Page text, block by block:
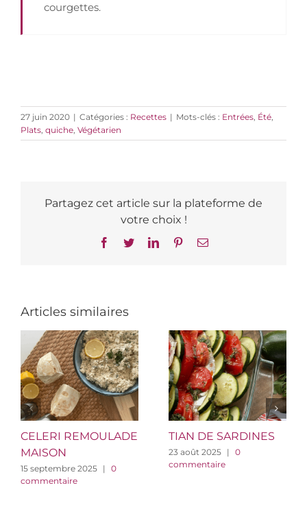
courgettes.
27 juin 2020 | Catégories : Recettes | Mots-clés : Entrées, Été,
Plats, quiche, Végétarien
Partagez cet article sur la plateforme de
votre choix !
Facebook
TwitterLinkedInPinterestEmail
Articles similaires
CELERI REMOULADE
MAISON
15 septembre 2025 | 0
commentaire
TIAN DE SARDINES
23 août 2025 | 0
commentaire